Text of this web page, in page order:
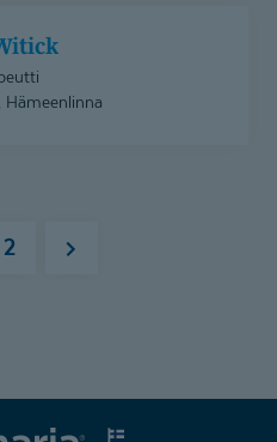
Hämeenlinna
2
Seuraava